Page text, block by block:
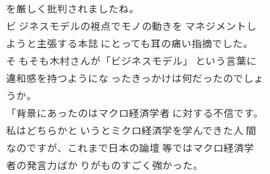
を厳しく批判されましたね。
ビ ジネスモデルの視点でモノの動きを マネジメントし
ようと主張する本誌 にとっても耳の痛い指摘でした。
そ もそも木村さんが「ビジネスモデル」 という言葉に
違和感を持つようにな ったきっかけは何だったのでしょ
うか。
「背景にあったのはマクロ経済学者 に対する不信です。
私はどちらかと いうとミクロ経済学を学んできた人 間
なのですが、これまで日本の論壇 等ではマクロ経済学
者の発言力ばか りがものすごく強かった。